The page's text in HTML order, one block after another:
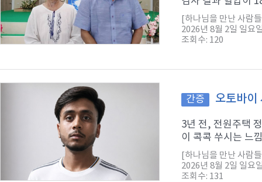
[하나님을 만난 사람
2026년 8월 2일 일요
조회수: 120
간증 오토바이
3년 전, 전원주택
이 콕콕 쑤시는 느
[하나님을 만난 사람
2026년 8월 2일 일요
조회수: 131